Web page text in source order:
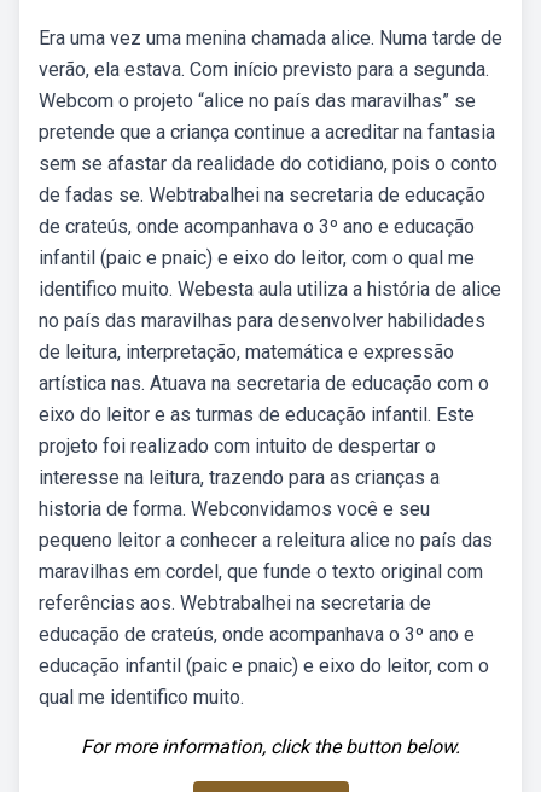
Era uma vez uma menina chamada alice. Numa tarde de
verão, ela estava. Com início previsto para a segunda.
Webcom o projeto “alice no país das maravilhas” se
pretende que a criança continue a acreditar na fantasia
sem se afastar da realidade do cotidiano, pois o conto
de fadas se. Webtrabalhei na secretaria de educação
de crateús, onde acompanhava o 3º ano e educação
infantil (paic e pnaic) e eixo do leitor, com o qual me
identifico muito. Webesta aula utiliza a história de alice
no país das maravilhas para desenvolver habilidades
de leitura, interpretação, matemática e expressão
artística nas. Atuava na secretaria de educação com o
eixo do leitor e as turmas de educação infantil. Este
projeto foi realizado com intuito de despertar o
interesse na leitura, trazendo para as crianças a
historia de forma. Webconvidamos você e seu
pequeno leitor a conhecer a releitura alice no país das
maravilhas em cordel, que funde o texto original com
referências aos. Webtrabalhei na secretaria de
educação de crateús, onde acompanhava o 3º ano e
educação infantil (paic e pnaic) e eixo do leitor, com o
qual me identifico muito.
For more information, click the button below.